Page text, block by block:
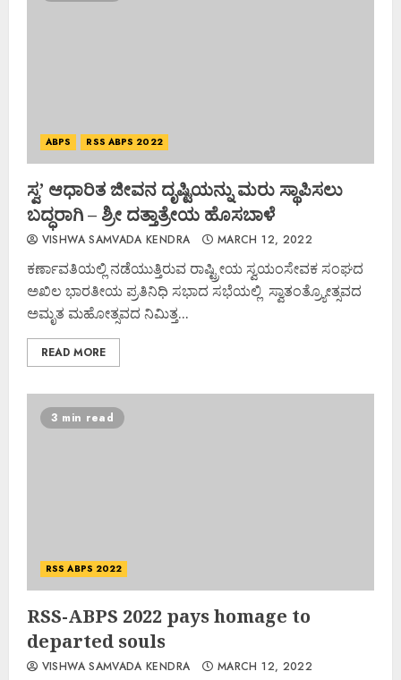
ABPS RSS ABPS 2022
ಸ್ವ’ ಆಧಾರಿತ ಜೀವನ ದೃಷ್ಟಿಯನ್ನು ಮರು ಸ್ಥಾಪಿಸಲು
ಬದ್ಧರಾಗಿ – ಶ್ರೀ ದತ್ತಾತ್ರೇಯ ಹೊಸಬಾಳೆ
VISHWA SAMVADA KENDRA MARCH 12, 2022
ಕರ್ಣಾವತಿಯಲ್ಲಿ ನಡೆಯುತ್ತಿರುವ ರಾಷ್ಟ್ರೀಯ ಸ್ವಯಂಸೇವಕ ಸಂಘದ
ಅಖಿಲ ಭಾರತೀಯ ಪ್ರತಿನಿಧಿ ಸಭಾದ ಸಭೆಯಲ್ಲಿ ಸ್ವಾತಂತ್ರ್ಯೋತ್ಸವದ
ಅಮೃತ ಮಹೋತ್ಸವದ ನಿಮಿತ್ತ...
READ MORE
3 min read
RSS ABPS 2022
RSS-ABPS 2022 pays homage to
departed souls
VISHWA SAMVADA KENDRA MARCH 12, 2022